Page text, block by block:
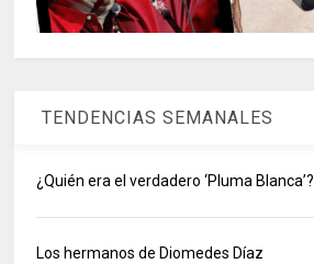
TENDENCIAS SEMANALES
¿Quién era el verdadero ‘Pluma Blanca’?
Los hermanos de Diomedes Díaz